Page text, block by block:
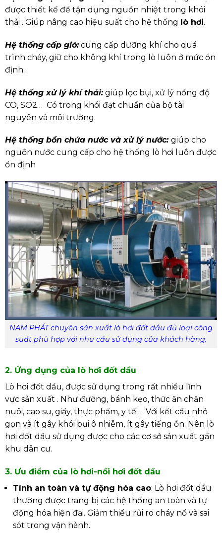
được thiết kế để tận dụng nguồn nhiệt trong khói
thải . Giúp nâng cao hiệu suất cho hệ thống lò hơi.
Hệ thống cấp gió:cung cấp dưỡng khí cho quá
trình cháy, giữ cho không khí trong lò luôn ở mức ổn
định.
Hệ thống xử lý khí thải:giúp lọc bụi, xử lý nồng độ
CO, SO2… Có trong khói đạt chuẩn của bộ tài
nguyên và môi trường.
Hệ thống bồn chứa nước và xử lý nước: giúp cho
nguồn nước cung cấp cho hệ thống lò hơi luôn được
ổn định
NAM PHÁT chuyên sản xuất lò hơi đốt dầu đủ loại công
suất phù hợp với nhu cầu sử dụng của khách hàng.
2. Ứng dụng của lò hơi đốt dầu
Lò hơi đốt dầu, được sử dụng trong rất nhiều lĩnh
vực sản xuất . Như đường, bánh kẹo, thức ăn chăn
nuôi, cao su, giấy, thực phẩm, y tế… Với kết cấu nhỏ
gọn và ít gây khói bụi ô nhiễm, ít gây tiếng ồn. Nên lò
hơi đốt dầu sử dụng được cho các cơ sở sản xuất gần
khu dân cư.
3. Ưu điểm của lò hơi-nồi hơi đốt dầu
Tính an toàn và tự động hóa cao: Lò hơi đốt dầu
thường được trang bị các hệ thống an toàn và tự
động hóa hiện đại. Giảm thiểu rủi ro cháy nổ và sai
sót trong vận hành.